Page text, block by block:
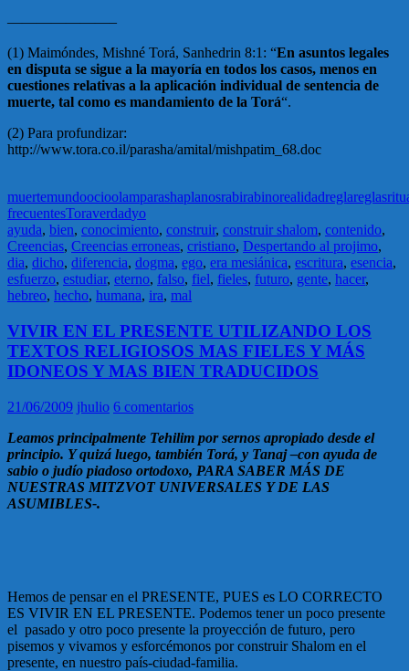
———————–
(1) Maimóndes, Mishné Torá, Sanhedrin 8:1: “En asuntos legales
en disputa se sigue a la mayoría en todos los casos, menos en
cuestiones relativas a la aplicación individual de sentencia de
muerte, tal como es mandamiento de la Torá“.
(2) Para profundizar:
http://www.tora.co.il/parasha/amital/mishpatim_68.doc
muertemundoocioolamparashaplanosrabirabinorealidadreglareglas
frecuentesToraverdadyo
ayuda, bien, conocimiento, construir, construir shalom, contenido,
Creencias, Creencias erroneas, cristiano, Despertando al projimo,
dia, dicho, diferencia, dogma, ego, era mesiánica, escritura, esencia,
esfuerzo, estudiar, eterno, falso, fiel, fieles, futuro, gente, hacer,
hebreo, hecho, humana, ira, mal
VIVIR EN EL PRESENTE UTILIZANDO LOS
TEXTOS RELIGIOSOS MAS FIELES Y MÁS
IDONEOS Y MAS BIEN TRADUCIDOS
21/06/2009 jhulio 6 comentarios
Leamos principalmente Tehilim por sernos apropiado desde el
principio. Y quizá luego, también Torá, y Tanaj –con ayuda de
sabio o judío piadoso ortodoxo, PARA SABER MÁS DE
NUESTRAS MITZVOT UNIVERSALES Y DE LAS
ASUMIBLES-.
Hemos de pensar en el PRESENTE, PUES es LO CORRECTO
ES VIVIR EN EL PRESENTE. Podemos tener un poco presente
el pasado y otro poco presente la proyección de futuro, pero
pisemos y vivamos y esforcémonos por construir Shalom en el
presente, en nuestro país-ciudad-familia.